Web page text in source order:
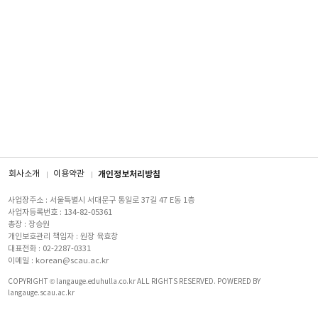
회사소개 이용약관 개인정보처리방침
사업장주소 : 서울특별시 서대문구 통일로 37길 47 E동 1층
사업자등록번호 : 134-82-05361
총장 : 장승원
개인보호관리 책임자 : 원장 육효창
대표전화 : 02-2287-0331
이메일 : korean@scau.ac.kr
COPYRIGHT © langauge.eduhulla.co.kr ALL RIGHTS RESERVED. POWERED BY
langauge.scau.ac.kr